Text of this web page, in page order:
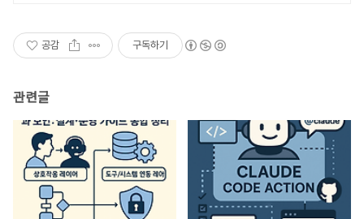
공감 구독하기
관련글